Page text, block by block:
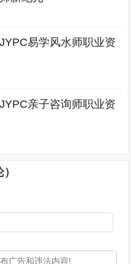
易学风水师职业资
亲子咨询师职业资